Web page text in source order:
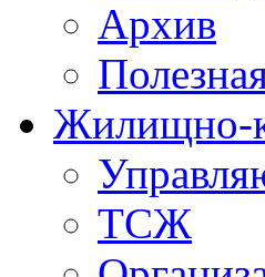
Архив
Жилищно-
ТСЖ